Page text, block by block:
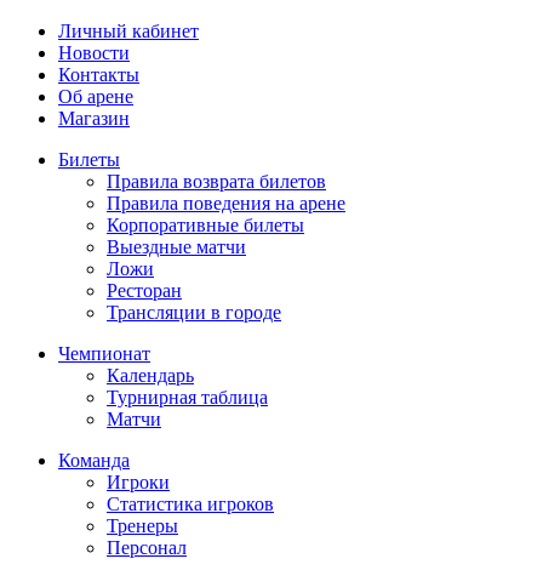
Личный кабинет
Новости
Контакты
Об арене
Магазин
Билеты
Правила возврата билетов
Правила поведения на арене
Корпоративные билеты
Выездные матчи
Ложи
Ресторан
Трансляции в городе
Чемпионат
Календарь
Турнирная таблица
Матчи
Команда
Игроки
Статистика игроков
Тренеры
Персонал